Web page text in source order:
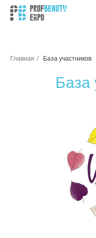
Главная / База участников
База